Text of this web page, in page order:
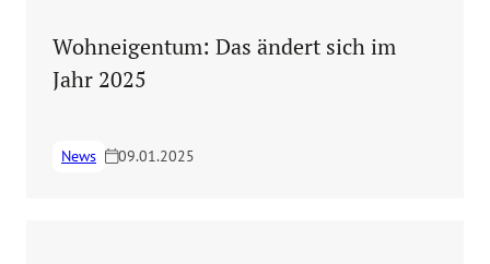
Wohneigentum: Das ändert sich im
Jahr 2025
News 09.01.2025